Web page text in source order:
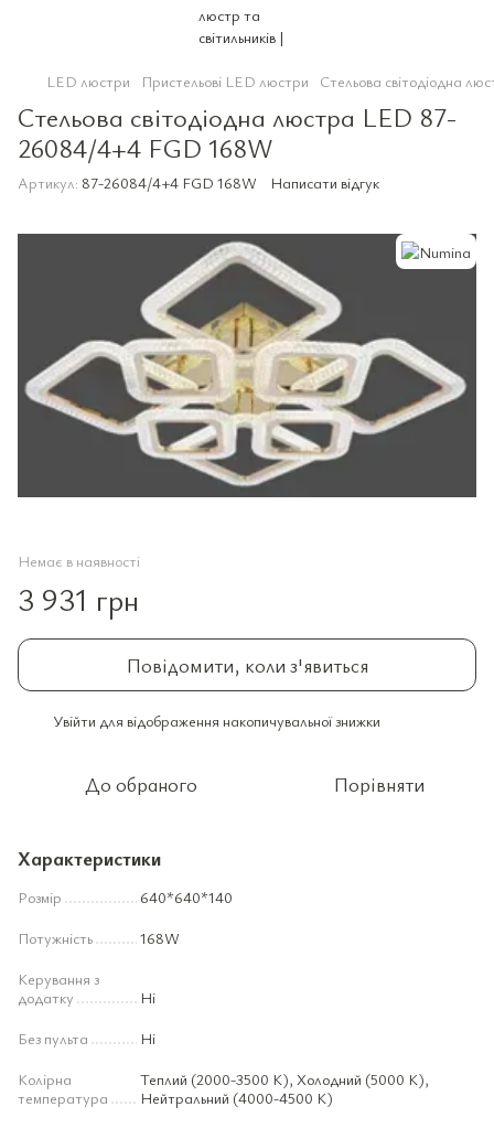
LED люстри Пристельові LED люстри Стельова світодіодна
Стельова світодіодна люстра LED 87-
26084/4+4 FGD 168W
Артикул: 87-26084/4+4 FGD 168W Написати відгук
Немає в наявності
3 931 грн
Повідомити, коли з'явиться
Увійти для відображення накопичувальної знижки
До обраного Порівняти
Характеристики
Розмір
640*640*140
Потужність
168W
Керування з
додатку
Ні
Без пульта
Ні
Колірна
температура
Теплий (2000-3500 К), Холодний (5000 К),
Нейтральний (4000-4500 К)